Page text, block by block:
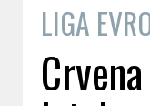
LIGA